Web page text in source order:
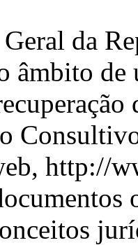
da
âmbito
http://